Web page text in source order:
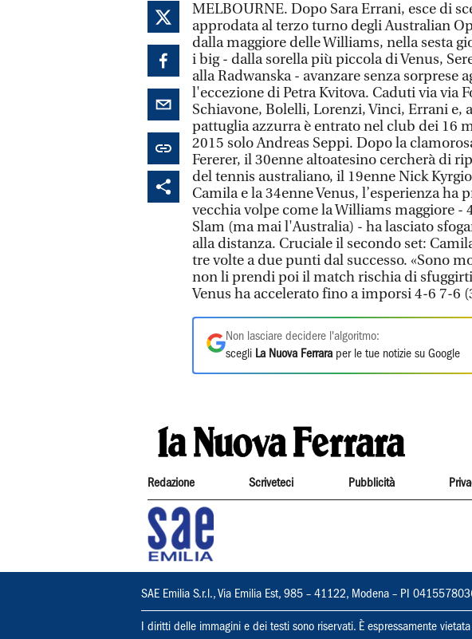
MELBOURNE. Dopo Sara Errani, esce di
approdata al terzo turno degli Australian
dalla maggiore delle Williams, nella sesta
i big - dalla sorella più piccola di Venus,
alla Radwanska - avanzare senza sorprese
l'eccezione di Petra Kvitova. Caduti via via
Schiavone, Bolelli, Lorenzi, Vinci, Errani e,
pattuglia azzurra è entrato nel club dei 16
2015 solo Andreas Seppi. Dopo la
Fererer, il 30enne altoatesino cercherà di
del tennis australiano, il 19enne Nick
Camila e la 34enne Venus, l’esperienza ha
vecchia volpe come la Williams maggiore
Slam (ma mai l'Australia) - ha lasciato
alla distanza. Cruciale il secondo set:
tre volte a due punti dal successo. «Sono
non li prendi poi il match rischia di
Venus ha accelerato fino a imporsi 4-6 7-6
Non lasciare decidere l'algoritmo:
scegli La Nuova Ferrara per le tue notizie su Google
Redazione Scriveteci Pubblicità
SAE Emilia S.r.l., Via Emilia Est, 985 – 41122, Modena – PI
I diritti delle immagini e dei testi sono riservati. È espressamente